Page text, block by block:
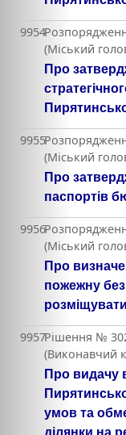
9954
(Міський
Про
9955
(Міський
Про
паспортів
9956
(Міський
Про
пожежну
9957Рішення №
(Виконавчий
Про видачу
умов та
ділянки на